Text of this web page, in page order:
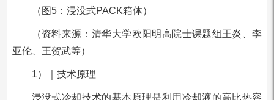
（图5：浸没式PACK箱体）
（资料来源：清华大学欧阳明高院士课题组王炎、李
亚伦、王贺武等）
1）｜技术原理
浸没式冷却技术的基本原理是利用冷却液的高比热容